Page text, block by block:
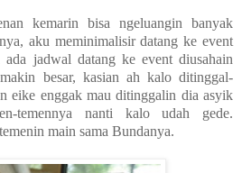
kemarin bisa ngeluangin banyak
aku meminimalisir datang ke event
jadwal datang ke event diusahain
besar, kasian ah kalo ditinggal-
eike enggak mau ditinggalin dia asyik
temennya nanti kalo udah gede.
main sama Bundanya.